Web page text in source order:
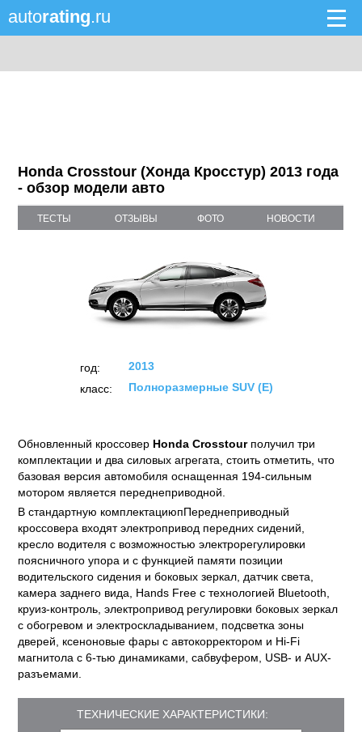
autorating.ru
Honda Crosstour (Хонда Кросстур) 2013 года
- обзор модели авто
ТЕСТЫ ОТЗЫВЫ ФОТО НОВОСТИ
год:
2013
класс:
Полноразмерные SUV (E)
Обновленный кроссовер Honda Crosstourполучил три
комплектации и два силовых агрегата, стоить отметить, что
базовая версия автомобиля оснащенная 194-сильным
мотором является переднеприводной.
В стандартную комплектациюпПереднеприводный
кроссовера входят электропривод передних сидений,
кресло водителя с возможностью электрорегулировки
поясничного упора и с функцией памяти позиции
водительского сидения и боковых зеркал, датчик света,
камера заднего вида, Hands Free с технологией Bluetooth,
круиз-контроль, электропривод регулировки боковых зеркал
с обогревом и электроскладыванием, подсветка зоны
дверей, ксеноновые фары с автокорректором и Hi-Fi
магнитола с 6-тью динамиками, сабвуфером, USB- и AUX-
разъемами.
ТЕХНИЧЕСКИЕ ХАРАКТЕРИСТИКИ: